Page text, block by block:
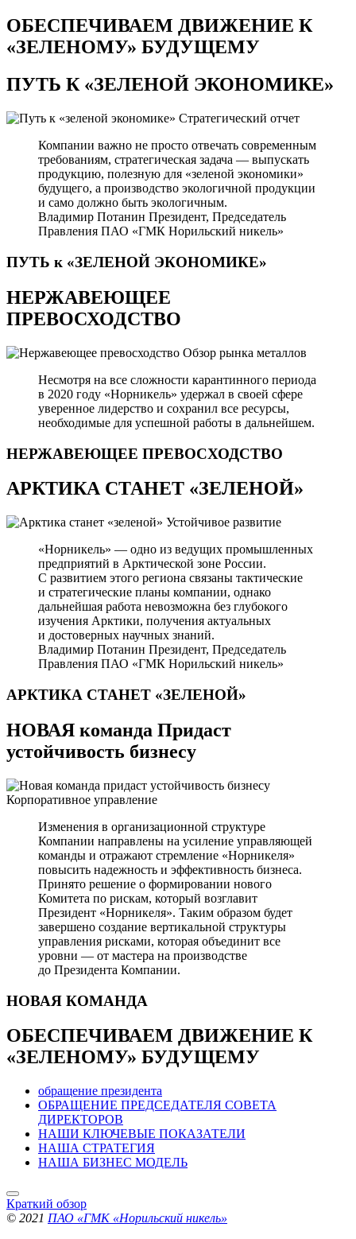
ОБЕСПЕЧИВАЕМ ДВИЖЕНИЕ К
«ЗЕЛЕНОМУ» БУДУЩЕМУ
ПУТЬ К«ЗЕЛЕНОЙ ЭКОНОМИКЕ»
Стратегический отчет
Компании важно не просто отвечать современным
требованиям, стратегическая задача — выпускать
продукцию, полезную для «зеленой экономики»
будущего, а производство экологичной продукции
и само должно быть экологичным.
Владимир Потанин Президент, Председатель
Правления ПАО «ГМК Норильский никель»
ПУТЬ к «ЗЕЛЕНОЙ ЭКОНОМИКЕ»
НЕРЖАВЕЮЩЕЕ
ПРЕВОСХОДСТВО
Обзор рынка металлов
Несмотря на все сложности карантинного периода
в 2020 году «Норникель» удержал в своей сфере
уверенное лидерство и сохранил все ресурсы,
необходимые для успешной работы в дальнейшем.
НЕРЖАВЕЮЩЕЕ ПРЕВОСХОДСТВО
АРКТИКА СТАНЕТ «ЗЕЛЕНОЙ»
Устойчивое развитие
«Норникель» — одно из ведущих промышленных
предприятий в Арктической зоне России.
С развитием этого региона связаны тактические
и стратегические планы компании, однако
дальнейшая работа невозможна без глубокого
изучения Арктики, получения актуальных
и достоверных научных знаний.
Владимир Потанин Президент, Председатель
Правления ПАО «ГМК Норильский никель»
АРКТИКА СТАНЕТ «ЗЕЛЕНОЙ»
НОВАЯ команда Придаст
устойчивость бизнесу
Корпоративное управление
Изменения в организационной структуре
Компании направлены на усиление управляющей
команды и отражают стремление «Норникеля»
повысить надежность и эффективность бизнеса.
Принято решение о формировании нового
Комитета по рискам, который возглавит
Президент «Норникеля». Таким образом будет
завершено создание вертикальной структуры
управления рисками, которая объединит все
уровни — от мастера на производстве
до Президента Компании.
НОВАЯ КОМАНДА
ОБЕСПЕЧИВАЕМ ДВИЖЕНИЕ К
«ЗЕЛЕНОМУ» БУДУЩЕМУ
обращение президента
ОБРАЩЕНИЕ ПРЕДСЕДАТЕЛЯ СОВЕТА
ДИРЕКТОРОВ
НАШИ КЛЮЧЕВЫЕ ПОКАЗАТЕЛИ
НАША СТРАТЕГИЯ
НАША БИЗНЕС МОДЕЛЬ
Краткий обзор
© 2021 ПАО «ГМК «Норильский никель»